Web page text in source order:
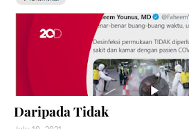
Daripada Tidak